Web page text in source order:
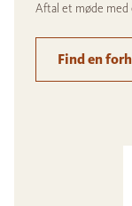
Aftal et møde med
Find en